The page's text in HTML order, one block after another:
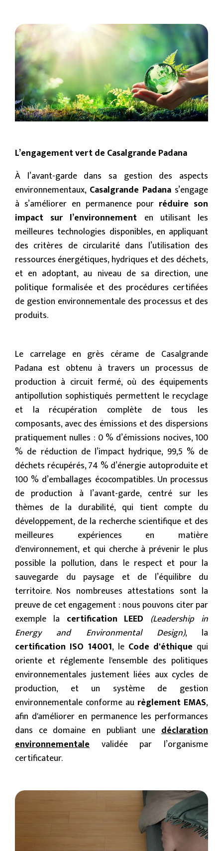
L’engagement vert de Casalgrande Padana
À l’avant-garde dans sa gestion des aspects
environnementaux, Casalgrande Padana s’engage
à s’améliorer en permanence pour réduire son
impact sur l’environnement en utilisant les
meilleures technologies disponibles, en appliquant
des critères de circularité dans l’utilisation des
ressources énergétiques, hydriques et des déchets,
et en adoptant, au niveau de sa direction, une
politique formalisée et des procédures certifiées
de gestion environnementale des processus et des
produits.
Le carrelage en grès cérame de Casalgrande
Padana est obtenu à travers un processus de
production à circuit fermé, où des équipements
antipollution sophistiqués permettent le recyclage
et la récupération complète de tous les
composants, avec des émissions et des dispersions
pratiquement nulles : 0 % d’émissions nocives, 100
% de réduction de l’impact hydrique, 99,5 % de
déchets récupérés, 74 % d’énergie autoproduite et
100 % d’emballages écocompatibles. Un processus
de production à l’avant-garde, centré sur les
thèmes de la durabilité, qui tient compte du
développement, de la recherche scientifique et des
meilleures expériences en matière
d'environnement, et qui cherche à prévenir le plus
possible la pollution, dans le respect et pour la
sauvegarde du paysage et de l’équilibre du
territoire. Nos nombreuses attestations sont la
preuve de cet engagement : nous pouvons citer par
exemple la certification LEED (Leadership in
Energy and Environmental Design), la
certification ISO 14001, le Code d'éthique qui
oriente et réglemente l'ensemble des politiques
environnementales justement liées aux cycles de
production, et un système de gestion
environnementale conforme au règlement EMAS,
afin d'améliorer en permanence les performances
dans ce domaine en publiant une déclaration
environnementale validée par l’organisme
certificateur.